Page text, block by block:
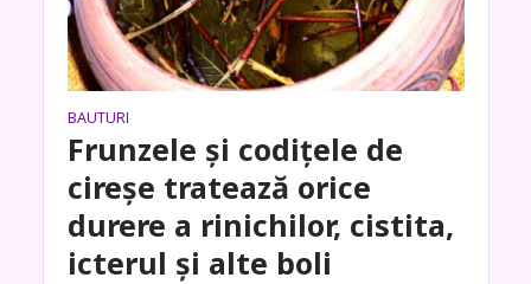
BAUTURI
Frunzele și codițele de
cireșe tratează orice
durere a rinichilor, cistita,
icterul și alte boli